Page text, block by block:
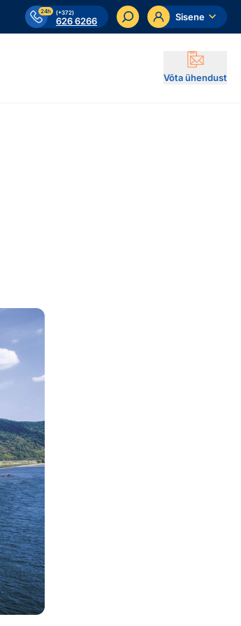
24h (+372)
626 6266 Sisene
Võta ühendust